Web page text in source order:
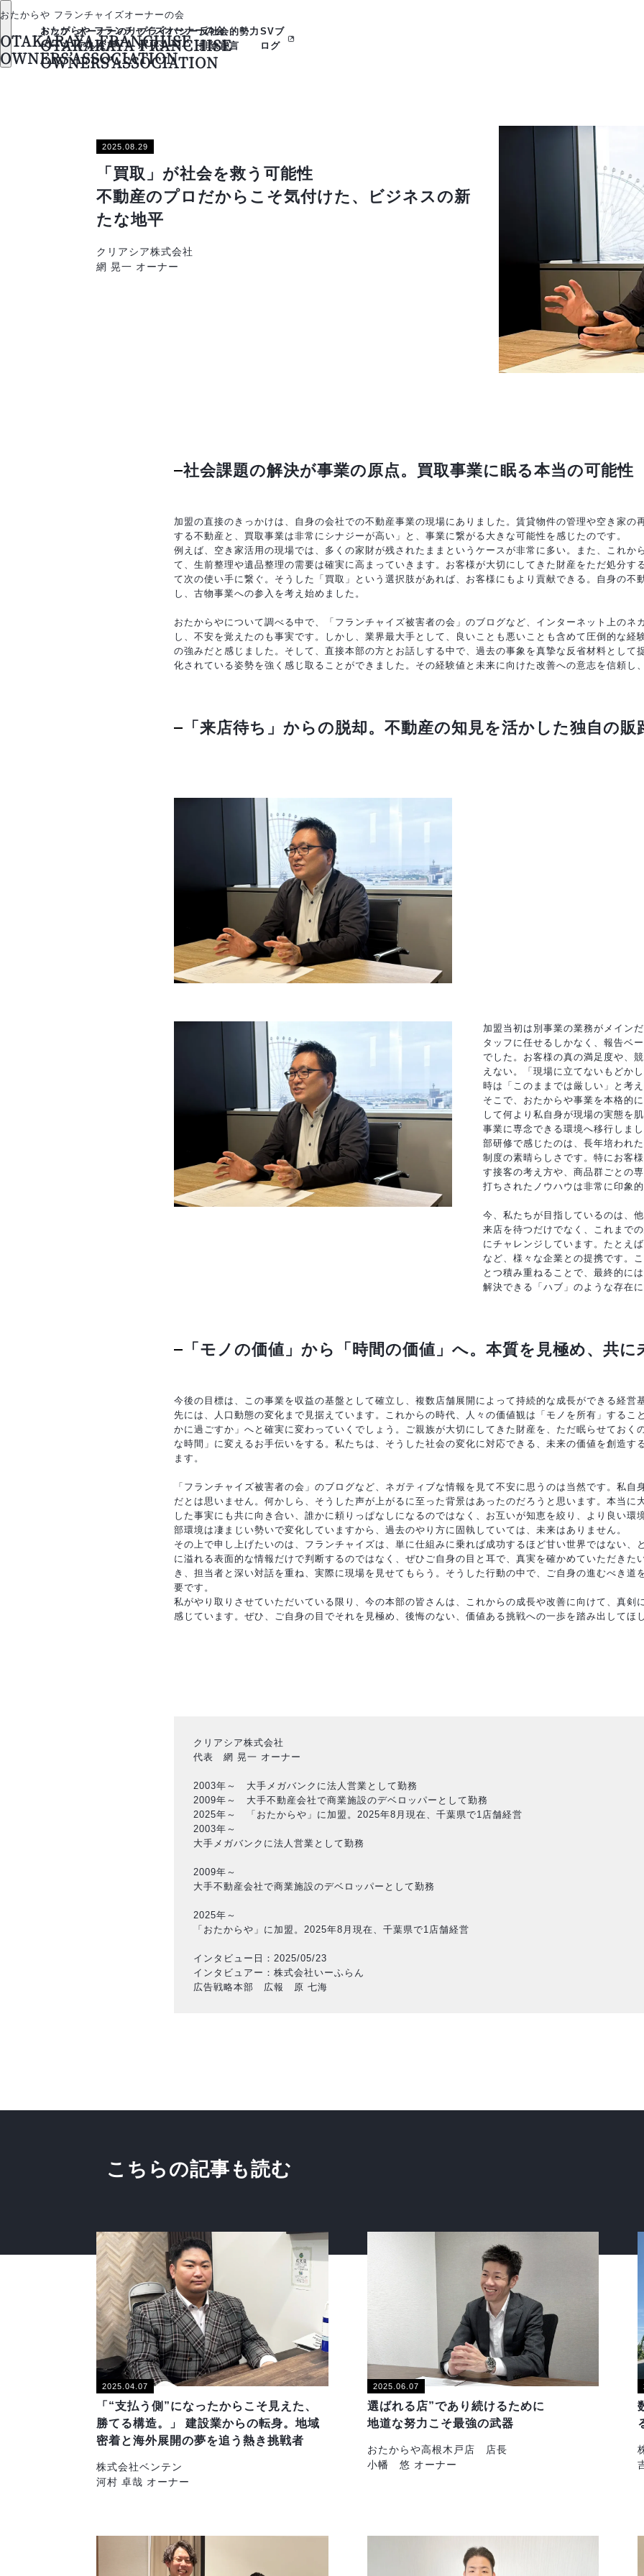
おたからや フランチャイズオーナーの会
OTAKARAYA FRANCHISE
OWNERS’ASSOCIATION
おたからや フランチャイズオーナーの会
OTAKARAYA FRANCHISE
OWNERS’ASSOCIATION
トップ
ページ
オーナーのリ
アルな声
プライバシー
ポリシー
反社会的勢力
排除宣言
SVブ
ログ
2025.08.29
「買取」が社会を救う可能性
不動産のプロだからこそ気付けた、ビジネスの新
たな地平
クリアシア株式会社
網 晃一 オーナー
社会課題の解決が事業の原点。買取事業に眠る本当の可能性
加盟の直接のきっかけは、自身の会社での不動産事業の現場にありました。賃貸物件の管理や空き家の
する不動産と、買取事業は非常にシナジーが高い」と、事業に繋がる大きな可能性を感じたのです。
例えば、空き家活用の現場では、多くの家財が残されたままというケースが非常に多い。また、これか
て、生前整理や遺品整理の需要は確実に高まっていきます。お客様が大切にしてきた財産をただ処分す
て次の使い手に繋ぐ。そうした「買取」という選択肢があれば、お客様にもより貢献できる。自身の不
し、古物事業への参入を考え始めました。
おたからやについて調べる中で、「フランチャイズ被害者の会」のブログなど、インターネット上のネ
し、不安を覚えたのも事実です。しかし、業界最大手として、良いことも悪いことも含めて圧倒的な経
の強みだと感じました。そして、直接本部の方とお話しする中で、過去の事象を真摯な反省材料として
化されている姿勢を強く感じ取ることができました。その経験値と未来に向けた改善への意志を信頼し
「来店待ち」からの脱却。不動産の知見を活かした独自の販
加盟当初は別事業の業務がメイン
タッフに任せるしかなく、報告ベ
でした。お客様の真の満足度や、
えない。「現場に立てないもどか
時は「このままでは厳しい」と考
そこで、おたからや事業を本格的
して何より私自身が現場の実態を
事業に専念できる環境へ移行しま
部研修で感じたのは、長年培われ
制度の素晴らしさです。特にお客
す接客の考え方や、商品群ごとの
打ちされたノウハウは非常に印象的
今、私たちが目指しているのは、
来店を待つだけでなく、これまで
にチャレンジしています。たとえ
など、様々な企業との提携です。
とつ積み重ねることで、最終的に
解決できる「ハブ」のような存在
「モノの価値」から「時間の価値」へ。本質を見極め、共に
今後の目標は、この事業を収益の基盤として確立し、複数店舗展開によって持続的な成長ができる経営
先には、人口動態の変化まで見据えています。これからの時代、人々の価値観は「モノを所有」するこ
かに過ごすか」へと確実に変わっていくでしょう。ご親族が大切にしてきた財産を、ただ眠らせておく
な時間」に変えるお手伝いをする。私たちは、そうした社会の変化に対応できる、未来の価値を創造す
ます。
「フランチャイズ被害者の会」のブログなど、ネガティブな情報を見て不安に思うのは当然です。私自
だとは思いません。何かしら、そうした声が上がるに至った背景はあったのだろうと思います。本当に
した事実にも共に向き合い、誰かに頼りっぱなしになるのではなく、お互いが知恵を絞り、より良い環
部環境は凄まじい勢いで変化していますから、過去のやり方に固執していては、未来はありません。
その上で申し上げたいのは、フランチャイズは、単に仕組みに乗れば成功するほど甘い世界ではない、
に溢れる表面的な情報だけで判断するのではなく、ぜひご自身の目と耳で、真実を確かめていただきた
き、担当者と深い対話を重ね、実際に現場を見せてもらう。そうした行動の中で、ご自身の進むべき道
要です。
私がやり取りさせていただいている限り、今の本部の皆さんは、これからの成長や改善に向けて、真剣
感じています。ぜひ、ご自身の目でそれを見極め、後悔のない、価値ある挑戦への一歩を踏み出してほ
クリアシア株式会社
代表 網 晃一 オーナー
2003年～ 大手メガバンクに法人営業として勤務
2009年～ 大手不動産会社で商業施設のデベロッパーとして勤務
2025年～ 「おたからや」に加盟。2025年8月現在、千葉県で1店舗経営
2003年～
大手メガバンクに法人営業として勤務
2009年～
大手不動産会社で商業施設のデベロッパーとして勤務
2025年～
「おたからや」に加盟。2025年8月現在、千葉県で1店舗経営
インタビュー日：2025/05/23
インタビュアー：株式会社いーふらん
広告戦略本部 広報 原 七海
こちらの記事も読む
2025.04.07
「“支払う側”になったからこそ見えた、
勝てる構造。」 建設業からの転身。地域
密着と海外展開の夢を追う熱き挑戦者
株式会社ベンテン
河村 卓哉 オーナー
2025.06.07
選ばれる店”であり続けるために
地道な努力こそ最強の武器
おたからや高根木戸店 店長
小幡 悠 オーナー